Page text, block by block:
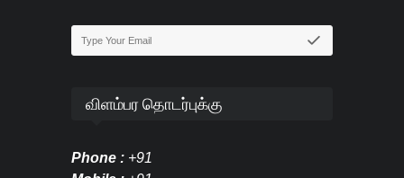
விளம்பர தொடர்புக்கு
Phone : +91